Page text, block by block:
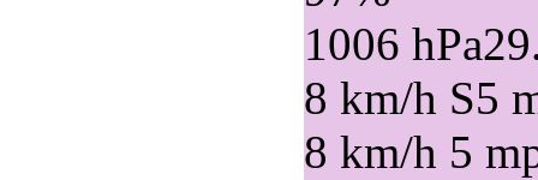
1006 hPa
8 km/h S5
8 km/h 5